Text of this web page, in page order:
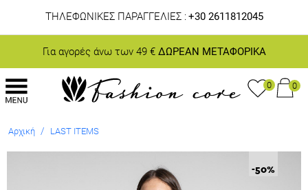
ΤΗΛΕΦΩΝΙΚΕΣ ΠΑΡΑΓΓΕΛΙΕΣ : +30 2611812045
Για αγορές άνω των 49 €ΔΩΡΕΑΝ ΜΕΤΑΦΟΡΙΚΑ
0 0
Αρχική / LAST ITEMS
-50%